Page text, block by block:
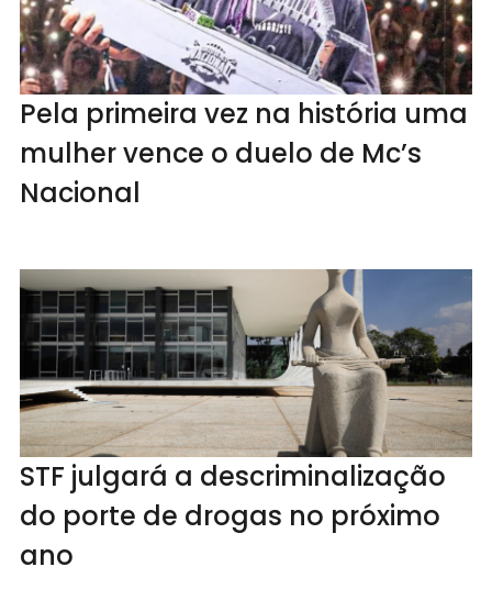
Pela primeira vez na história uma
mulher vence o duelo de Mc’s
Nacional
STF julgará a descriminalização
do porte de drogas no próximo
ano